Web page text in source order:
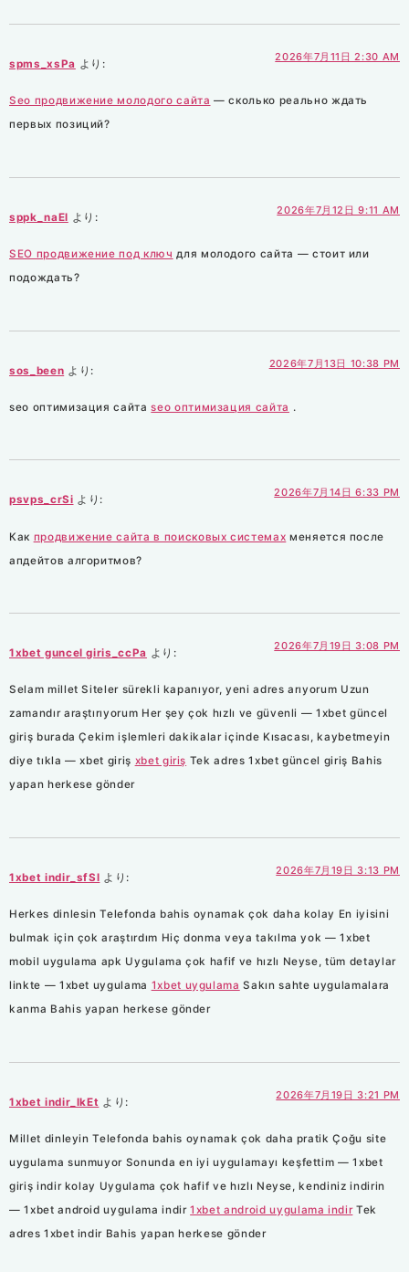
spms_xsPa より:
2026年7月11日 2:30 AM
Seo продвижение молодого сайта — сколько реально ждать
первых позиций?
sppk_naEl より:
2026年7月12日 9:11 AM
SEO продвижение под ключ для молодого сайта — стоит или
подождать?
sos_been より:
2026年7月13日 10:38 PM
seo оптимизация сайтаseo оптимизация сайта .
psvps_crSi より:
2026年7月14日 6:33 PM
Как продвижение сайта в поисковых системах меняется после
апдейтов алгоритмов?
1xbet guncel giris_ccPa より:
2026年7月19日 3:08 PM
Selam millet Siteler sürekli kapanıyor, yeni adres arıyorum Uzun
zamandır araştırıyorum Her şey çok hızlı ve güvenli — 1xbet güncel
giriş burada Çekim işlemleri dakikalar içinde Kısacası, kaybetmeyin
diye tıkla — xbet giriş xbet giriş Tek adres 1xbet güncel giriş Bahis
yapan herkese gönder
1xbet indir_sfSl より:
2026年7月19日 3:13 PM
Herkes dinlesin Telefonda bahis oynamak çok daha kolay En iyisini
bulmak için çok araştırdım Hiç donma veya takılma yok — 1xbet
mobil uygulama apk Uygulama çok hafif ve hızlı Neyse, tüm detaylar
linkte — 1xbet uygulama 1xbet uygulama Sakın sahte uygulamalara
kanma Bahis yapan herkese gönder
1xbet indir_lkEt より:
2026年7月19日 3:21 PM
Millet dinleyin Telefonda bahis oynamak çok daha pratik Çoğu site
uygulama sunmuyor Sonunda en iyi uygulamayı keşfettim — 1xbet
giriş indir kolay Uygulama çok hafif ve hızlı Neyse, kendiniz indirin
— 1xbet android uygulama indir1xbet android uygulama indirTek
adres 1xbet indir Bahis yapan herkese gönder